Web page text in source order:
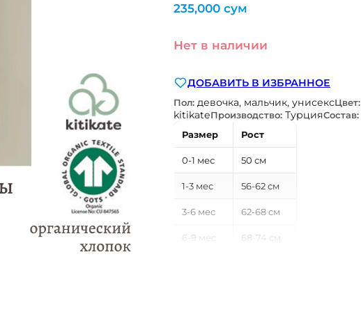
235,000 сум
Нет в наличии
ДОБАВИТЬ В ИЗБРАННОЕ
Пол: девочка, мальчик, унисексЦвет:
kitikateПроизводство: ТурцияСостав:
Размер Рост
0-1 мес 50 см
1-3 мес 56-62 см
3-6 мес 62-68 см
6-9 мес 68-74 см